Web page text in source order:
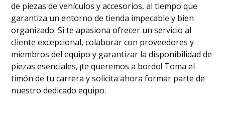
de piezas de vehículos y accesorios, al tiempo que
garantiza un entorno de tienda impecable y bien
organizado. Si te apasiona ofrecer un servicio al
cliente excepcional, colaborar con proveedores y
miembros del equipo y garantizar la disponibilidad de
piezas esenciales, ¡te queremos a bordo! Toma el
timón de tu carrera y solicita ahora formar parte de
nuestro dedicado equipo.